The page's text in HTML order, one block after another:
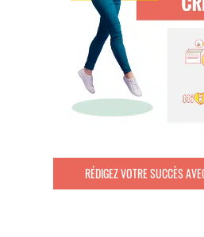
RÉDIGEZ VOTRE SUCCÈS